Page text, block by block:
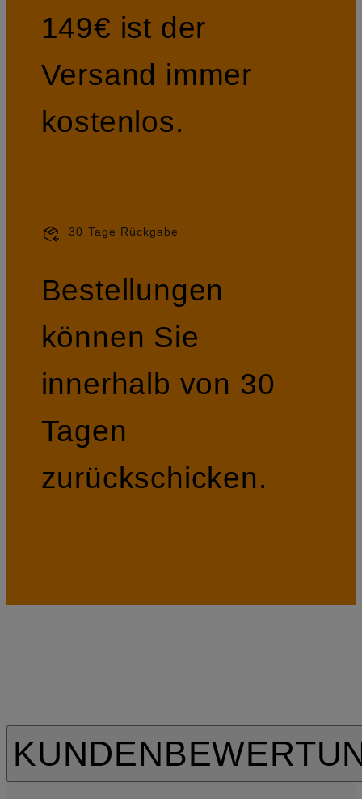
149€ ist der
Versand immer
kostenlos.
30 Tage Rückgabe
Bestellungen
können Sie
innerhalb von 30
Tagen
zurückschicken.